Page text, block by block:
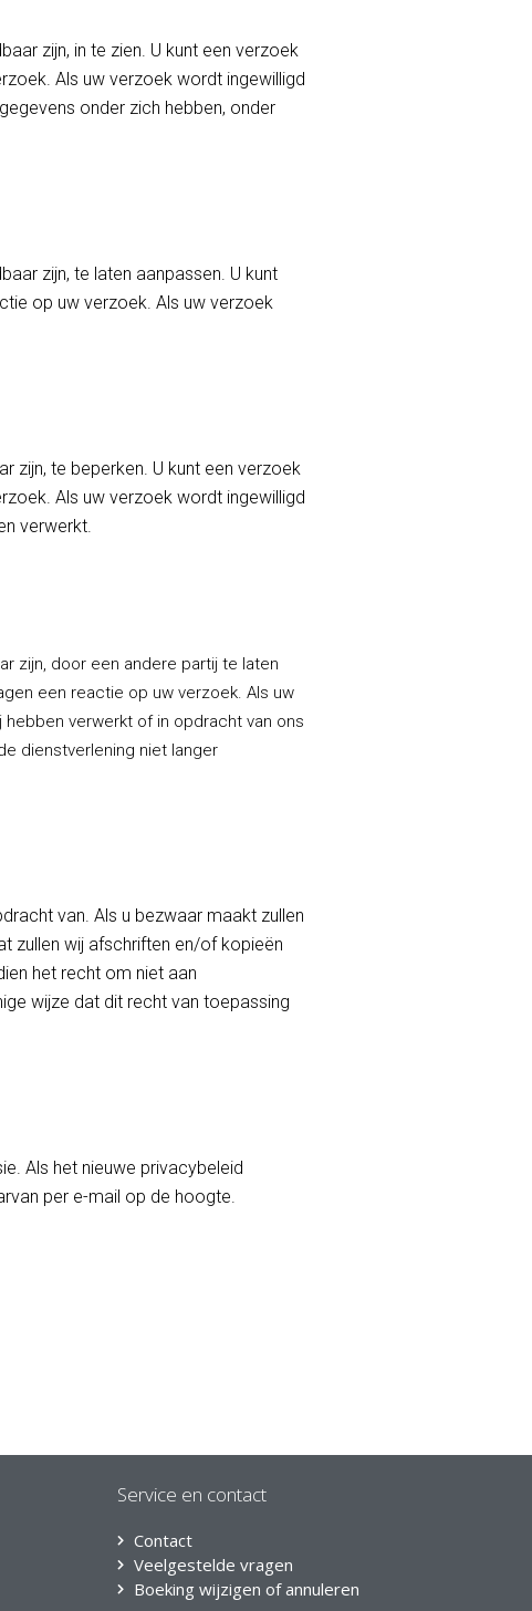
zijn, in te zien. U kunt een verzoek
Als uw verzoek wordt ingewilligd
onder zich hebben, onder
zijn, te laten aanpassen. U kunt
op uw verzoek. Als uw verzoek
zijn, te beperken. U kunt een verzoek
Als uw verzoek wordt ingewilligd
verwerkt.
zijn, door een andere partij te laten
een reactie op uw verzoek. Als uw
verwerkt of in opdracht van ons
dienstverlening niet langer
van. Als u bezwaar maakt zullen
zullen wij afschriften en/of kopieën
het recht om niet aan
wijze dat dit recht van toepassing
Als het nieuwe privacybeleid
per e-mail op de hoogte.
Service en contact
Contact
Veelgestelde vragen
Boeking wijzigen of annuleren